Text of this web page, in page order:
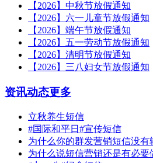
【2026】中秋节放假通知
【2026】六一儿童节放假通知
【2026】端午节放假通知
【2026】五一劳动节放假通知
【2026】清明节放假通知
【2026】三八妇女节放假通知
资讯动态更多
立秋养生短信
#国际和平日#宣传短信
为什么你的群发营销短信没有
为什么说短信营销还是有必要